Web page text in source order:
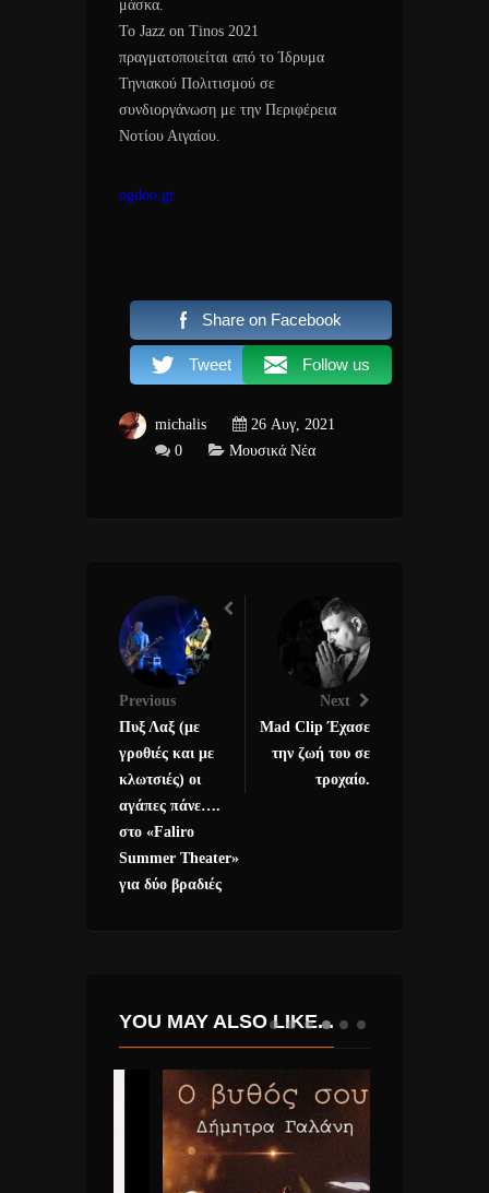
μάσκα.
Το Jazz on Tinos 2021
πραγματοποιείται από το Ίδρυμα
Τηνιακού Πολιτισμού σε
συνδιοργάνωση με την Περιφέρεια
Νοτίου Αιγαίου.
ogdoo.gr
Share on Facebook
Tweet Follow us
michalis
26 Αυγ, 2021
0
Μουσικά Νέα
Previous
Πυξ Λαξ (με
γροθιές και με
κλωτσιές) οι
αγάπες πάνε….
στο «Faliro
Summer Theater»
για δύο βραδιές
Next
Mad Clip Έχασε
την ζωή του σε
τροχαίο.
YOU MAY ALSO LIKE...